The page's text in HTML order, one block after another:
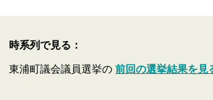
時系列で見る：
東浦町議会議員選挙の前回の選挙結果を見